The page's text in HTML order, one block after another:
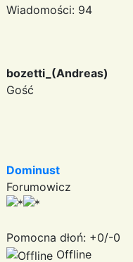
Wiadomości: 94
bozetti_(Andreas)
Gość
Dominust
Forumowicz
Pomocna dłoń: +0/-0
Offline